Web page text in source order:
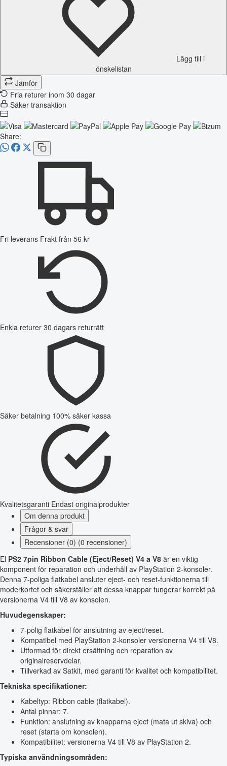
Lägg till i
önskelistan
Jämför
Fria returer inom 30 dagar
Säker transaktion
Share:
Fri leverans Frakt från 56 kr
Enkla returer 30 dagars returrätt
Säker betalning 100% säker kassa
Kvalitetsgaranti Endast originalprodukter
Om denna produkt
Frågor & svar
Recensioner (0) (0 recensioner)
El PS2 7pin Ribbon Cable (Eject/Reset) V4 a V8 är en viktig
komponent för reparation och underhåll av PlayStation 2-konsoler.
Denna 7-poliga flatkabel ansluter eject- och reset-funktionerna till
moderkortet och säkerställer att dessa knappar fungerar korrekt på
versionerna V4 till V8 av konsolen.
Huvudegenskaper:
7-polig flatkabel för anslutning av eject/reset.
Kompatibel med PlayStation 2-konsoler versionerna V4 till V8.
Utformad för direkt ersättning och reparation av
originalreservdelar.
Tillverkad av Satkit, med garanti för kvalitet och kompatibilitet.
Tekniska specifikationer:
Kabeltyp: Ribbon cable (flatkabel).
Antal pinnar: 7.
Funktion: anslutning av knapparna eject (mata ut skiva) och
reset (starta om konsolen).
Kompatibilitet: versionerna V4 till V8 av PlayStation 2.
Typiska användningsområden: